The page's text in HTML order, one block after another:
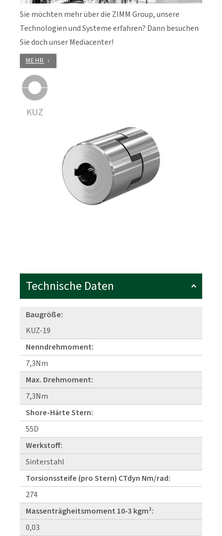
Sie möchten mehr über die ZIMM Group, unsere
Technologien und Systeme erfahren? Dann besuchen
Sie doch unser Mediacenter!
MEHR
Technische Daten
Baugröße:
KUZ-19
Nenndrehmoment:
7,3Nm
Max. Drehmoment:
7,3Nm
Shore-Härte Stern:
55D
Werkstoff:
Sinterstahl
Torsionssteife (pro Stern) CTdyn Nm/rad:
274
Massenträgheitsmoment 10-3 kgm²:
0,03